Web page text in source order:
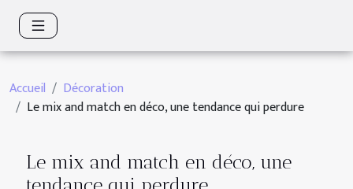
Accueil
Décoration
Le mix and match en déco, une tendance qui perdure
Le mix and match en déco, une
tendance qui perdure